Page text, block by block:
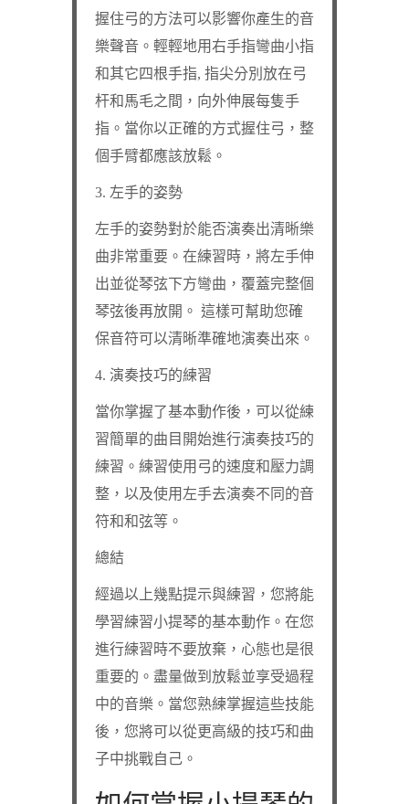
握住弓的方法可以影響你產生的音
樂聲音。輕輕地用右手指彎曲小指
和其它四根手指, 指尖分別放在弓
杆和馬毛之間，向外伸展每隻手
指。當你以正確的方式握住弓，整
個手臂都應該放鬆。
3. 左手的姿勢
左手的姿勢對於能否演奏出清晰樂
曲非常重要。在練習時，將左手伸
出並從琴弦下方彎曲，覆蓋完整個
琴弦後再放開。 這樣可幫助您確
保音符可以清晰準確地演奏出來。
4. 演奏技巧的練習
當你掌握了基本動作後，可以從練
習簡單的曲目開始進行演奏技巧的
練習。練習使用弓的速度和壓力調
整，以及使用左手去演奏不同的音
符和和弦等。
總結
經過以上幾點提示與練習，您將能
學習練習小提琴的基本動作。在您
進行練習時不要放棄，心態也是很
重要的。盡量做到放鬆並享受過程
中的音樂。當您熟練掌握這些技能
後，您將可以從更高級的技巧和曲
子中挑戰自己。